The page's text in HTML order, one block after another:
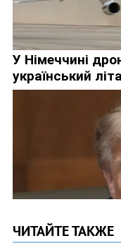
ЧИТАЙТЕ ТАКЖЕ